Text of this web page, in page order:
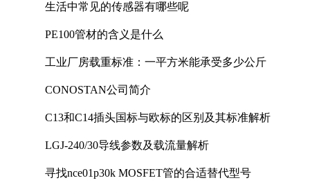
生活中常见的传感器有哪些呢
PE100管材的含义是什么
工业厂房载重标准：一平方米能承受多少公斤
CONOSTAN公司简介
C13和C14插头国标与欧标的区别及其标准解析
LGJ-240/30导线参数及载流量解析
寻找nce01p30k MOSFET管的合适替代型号